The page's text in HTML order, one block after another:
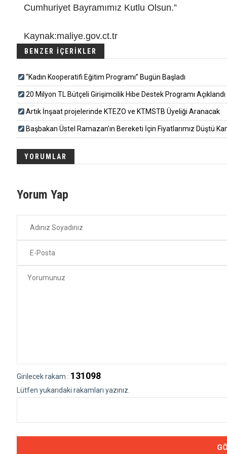
Cumhuriyet Bayramımız Kutlu Olsun.”
Kaynak:maliye.gov.ct.tr
BENZER İÇERİKLER
“Kadın Kooperatifi Eğitim Programı” Bugün Başladı
20 Milyon TL Bütçeli Girişimcilik Hibe Destek Programı Açıklandı
Artık İnşaat projelerinde KTEZO ve KTMSTB Üyeliği Aranacak
Başbakan Üstel Ramazan'ın Bereketi İçin Fiyatlarımız Düştü
YORUMLAR
Yorum Yap
Girilecek rakam : 131098
Lütfen yukarıdaki rakamları yazınız.